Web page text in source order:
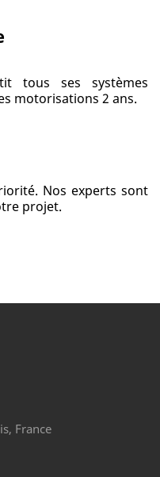
tous ses systèmes
motorisations 2 ans.
Nos experts sont
projet.
France